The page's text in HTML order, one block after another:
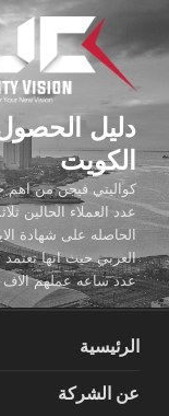
المحتوى
دليل
الكويت
كواليتي فيجن من اهم
عدد العملاء الحالين
الحاصله على شهادة
العربي حيث انها
عدد ساعه عملهم
الرئيسية
عن الشركة